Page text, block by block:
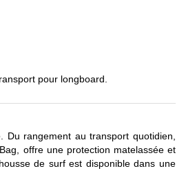
pour longboard.
Du rangement au transport quotidien,
offre une protection matelassée et
de surf est disponible dans une